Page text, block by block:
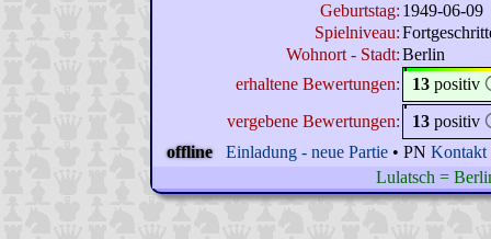
Geburtstag: 1949-06-09
Spielniveau:
Wohnort - Stadt:Berlin
erhaltene Bewertungen:
13 positiv
vergebene Bewertungen:
13 positiv
offline
Einladung - neue Partie • PN Kontakt
Lulatsch =